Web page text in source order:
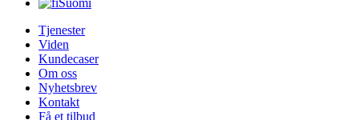
Suomi
Tjenester
Viden
Kundecaser
Om oss
Nyhetsbrev
Kontakt
Få et tilbud